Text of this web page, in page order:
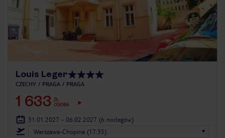
Louis Leger
CZECHY PRAGA PRAGA
1 633 ZŁ
OSOBA
31.01.2027 - 06.02.2027 (6 noclegów)
Warszawa-Chopina (17:35)